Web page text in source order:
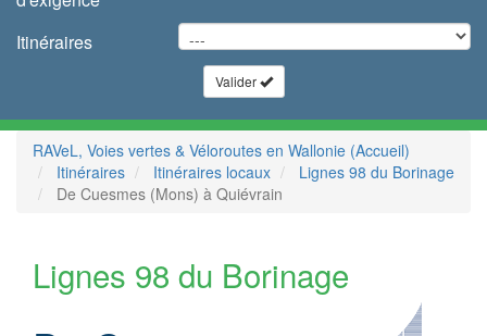
Itinéraires
Valider
RAVeL, Voies vertes & Véloroutes en Wallonie (Accueil)
Itinéraires
Itinéraires locaux
Lignes 98 du Borinage
De Cuesmes (Mons) à Quiévrain
Lignes 98 du Borinage